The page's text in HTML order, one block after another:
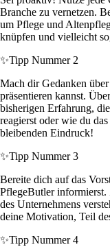
Branche zu vernetzen.
um Pflege und
knüpfen und vielleicht
✨Tipp Nummer 2
Mach dir Gedanken
präsentieren kannst.
bisherigen Erfahrung,
reagierst oder wie du
bleibenden Eindruck!
✨Tipp Nummer 3
Bereite dich auf das
PflegeButler informierst.
des Unternehmens
deine Motivation, Teil
✨Tipp Nummer 4